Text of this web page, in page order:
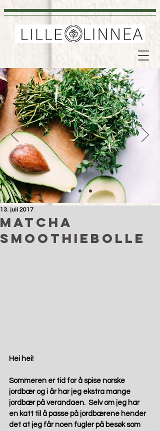
Matcha
smoothiebolle
13. juli 2017
Hei hei!
Sommeren er tid for å spise norske
jordbær og i år har jeg ekstra mange
jordbær på verandaen.  Selv om jeg har
en katt til å passe på jordbærene hender
det at jeg får noen fugler på besøk som